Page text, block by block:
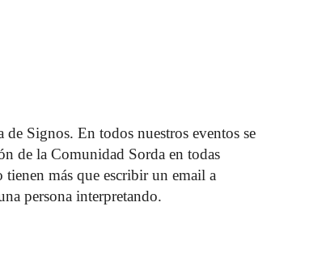
Signos. En todos nuestros eventos se
de la Comunidad Sorda en todas
tienen más que escribir un email a
persona interpretando.